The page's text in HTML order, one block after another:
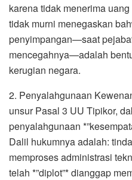
karena tidak menerima
tidak murni menegaskan
penyimpangan—saat
mencegahnya—adalah
kerugian negara.
2. Penyalahgunaan
unsur Pasal 3 UU Tipikor,
penyalahgunaan
Dalil hukumnya adalah:
memproses administrasi
telah *”diplot”* dianggap